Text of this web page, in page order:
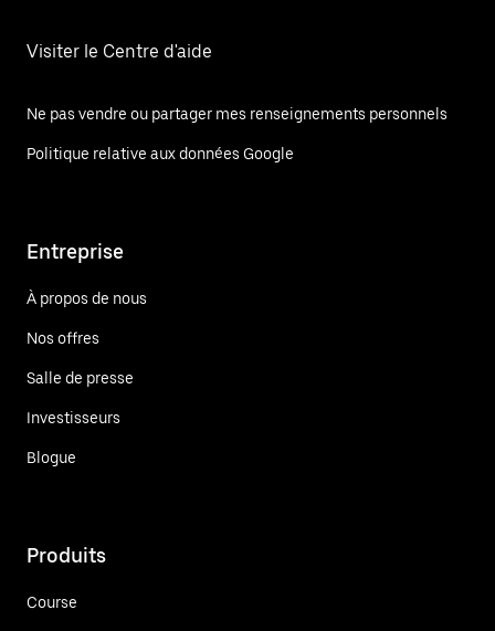
Visiter le Centre d'aide
Ne pas vendre ou partager mes renseignements personnels
Politique relative aux données Google
Entreprise
À propos de nous
Nos offres
Salle de presse
Investisseurs
Blogue
Produits
Course